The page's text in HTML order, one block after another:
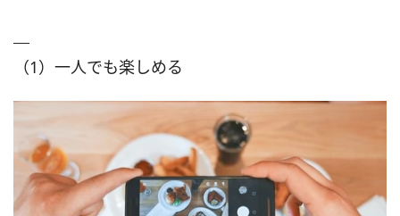
（1）一人でも楽しめる